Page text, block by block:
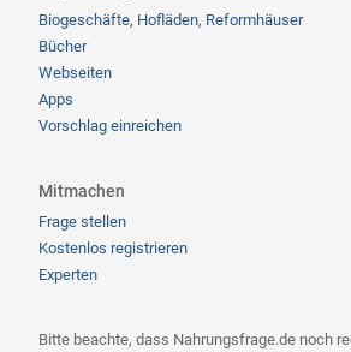
Biogeschäfte, Hofläden, Reformhäuser
Bücher
Webseiten
Apps
Vorschlag einreichen
Mitmachen
Frage stellen
Kostenlos registrieren
Experten
Bitte beachte, dass Nahrungsfrage.de noch